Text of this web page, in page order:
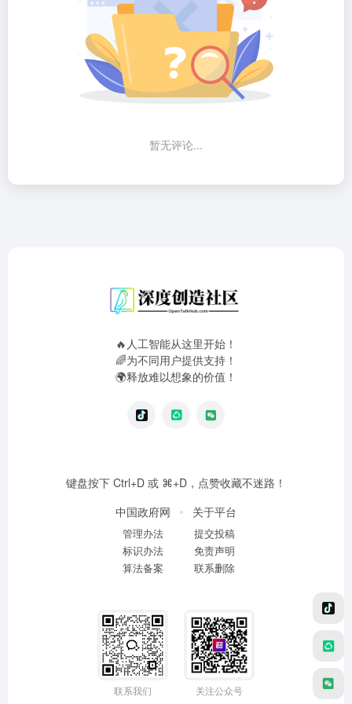
暂无评论...
🔥人工智能从这里开始！
🌈为不同用户提供支持！
🌍释放难以想象的价值！
键盘按下 Ctrl+D 或 ⌘+D，点赞收藏不迷路！
中国政府网
管理办法
标识办法
算法备案
关于平台
提交投稿
免责声明
联系删除
联系我们 关注公众号